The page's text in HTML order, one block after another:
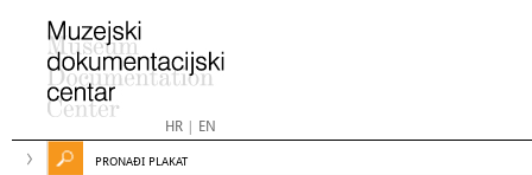
HR| EN
PRONAĐI PLAKAT